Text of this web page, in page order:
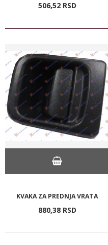
506,52 RSD
KVAKA ZA PREDNJA VRATA
880,38 RSD